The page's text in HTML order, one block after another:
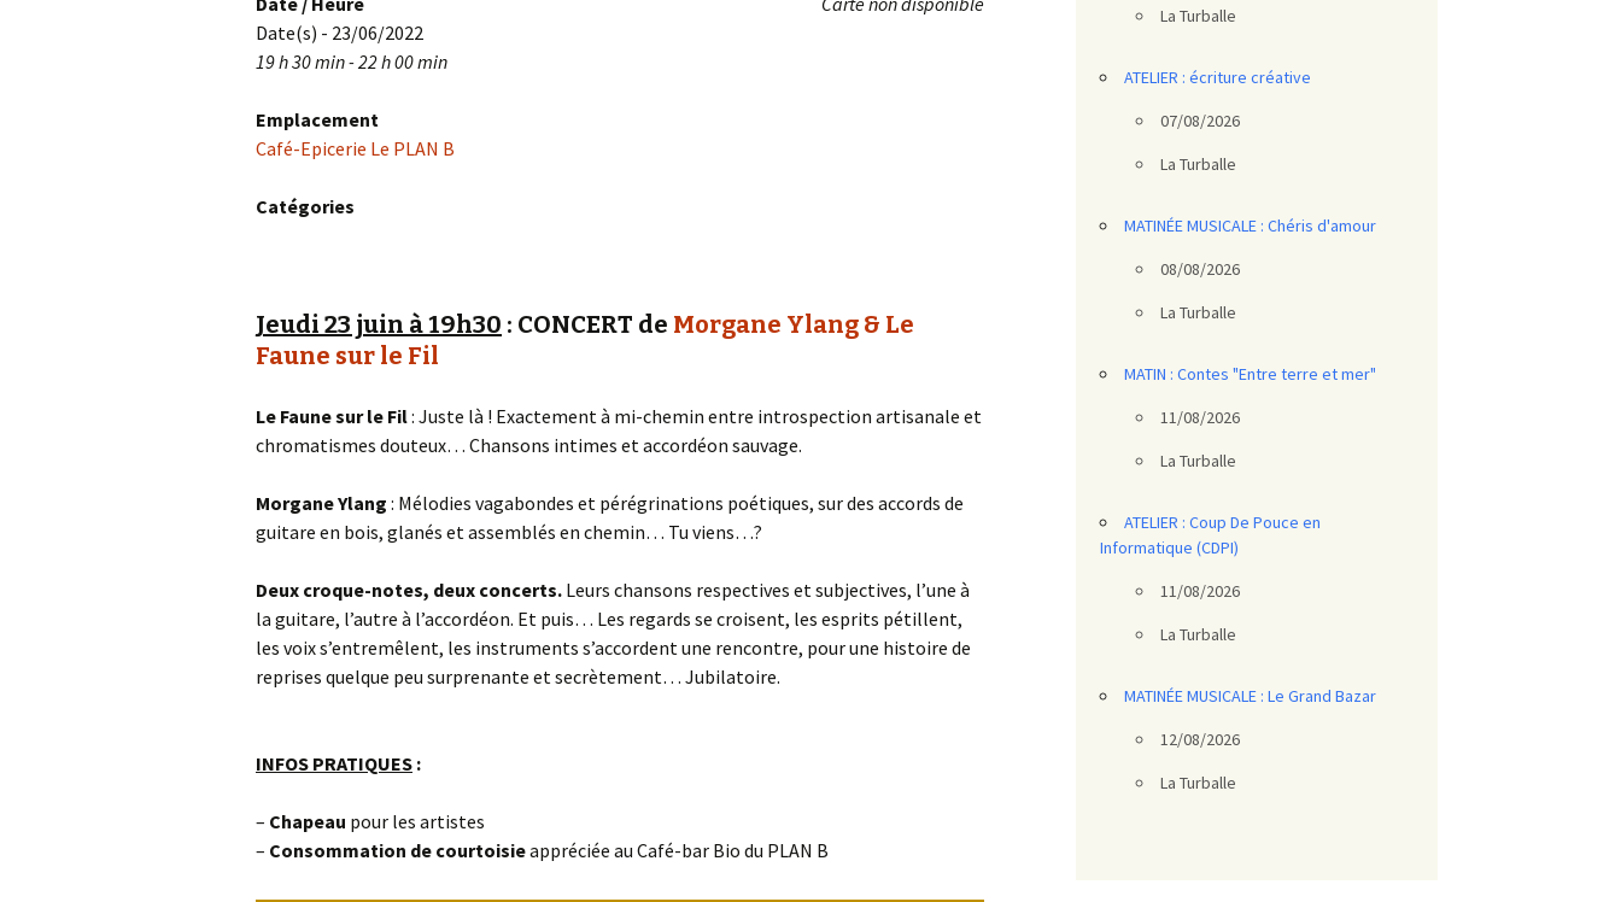
Date(s) - 23/06/2022
19 h 30 min - 22 h 00 min
Emplacement
Café-Epicerie Le PLAN B
Catégories
Jeudi 23 juin à 19h30 : CONCERT de Morgane Ylang & Le
Faune sur le Fil
Le Faune sur le Fil: Juste là ! Exactement à mi-chemin entre introspection artisanale et
chromatismes douteux… Chansons intimes et accordéon sauvage.
Morgane Ylang : Mélodies vagabondes et pérégrinations poétiques, sur des accords de
guitare en bois, glanés et assemblés en chemin… Tu viens…?
Deux croque-notes, deux concerts. Leurs chansons respectives et subjectives, l’une à
la guitare, l’autre à l’accordéon. Et puis… Les regards se croisent, les esprits pétillent,
les voix s’entremêlent, les instruments s’accordent une rencontre, pour une histoire de
reprises quelque peu surprenante et secrètement… Jubilatoire.
INFOS PRATIQUES :
– Chapeau pour les artistes
– Consommation de courtoisieappréciée au Café-bar Bio du PLAN B
La Turballe
ATELIER : écriture créative
07/08/2026
La Turballe
MATINÉE MUSICALE : Chéris d'amour
08/08/2026
La Turballe
MATIN : Contes "Entre terre et mer"
11/08/2026
La Turballe
ATELIER : Coup De Pouce en
Informatique (CDPI)
11/08/2026
La Turballe
MATINÉE MUSICALE : Le Grand Bazar
12/08/2026
La Turballe